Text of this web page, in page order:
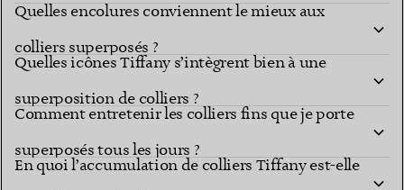
superpose ?
Quelles encolures conviennent le mieux aux
colliers superposés ?
Quelles icônes Tiffany s’intègrent bien à une
superposition de colliers ?
Comment entretenir les colliers fins que je porte
superposés tous les jours ?
En quoi l’accumulation de colliers Tiffany est-elle